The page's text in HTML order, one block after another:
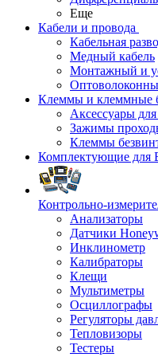
Еще
Кабели и провода
Кабельная
Медный кабель
Монтажный и
Клеммы и клеммные
Аксессуары
Зажимы
Клеммы
Комплектующие
Контрольно-
Анализаторы
Датчики
Инклинометр
Калибраторы
Клещи
Мультиметры
Осциллографы
Регуляторы
Тепловизоры
Тестеры